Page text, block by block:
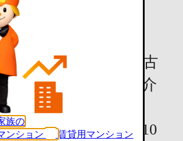
グランデ周辺の中古
価格推移情報を紹介
古マンション（築10
族の
ンション
賃貸用マンション